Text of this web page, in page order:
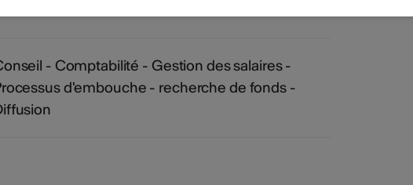
- Comptabilité - Gestion des salaires -
d'embouche - recherche de fonds -